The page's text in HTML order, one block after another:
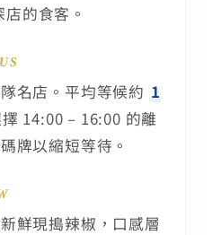
的食客。
名店。平均等候約 1
擇 14:00 – 16:00 的離
牌以縮短等待。
鮮現搗辣椒，口感層